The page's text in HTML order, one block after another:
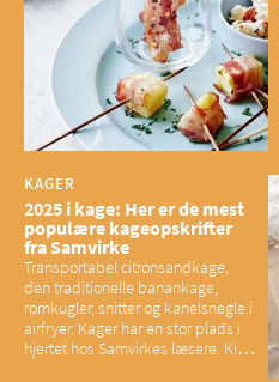
KAGER
2025 i kage: Her er de mest
populære kageopskrifter
fra Samvirke
Transportabel citronsandkage,
den traditionelle banankage,
romkugler, snitter og kanelsnegle i
airfryer. Kager har en stor plads i
hjertet hos Samvirkes læsere. Kig